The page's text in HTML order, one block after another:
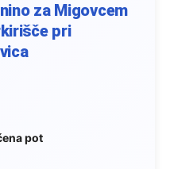
za Migovcem
pri
pot